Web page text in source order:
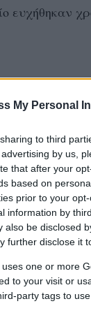
My Personal
to third
by us,
that after your
based on
prior to your
information by
also be disclosed
further disclose it
one or more
to your visit or
party tags to
ευχήθηκαν
7 (7/18
1 άσσος),